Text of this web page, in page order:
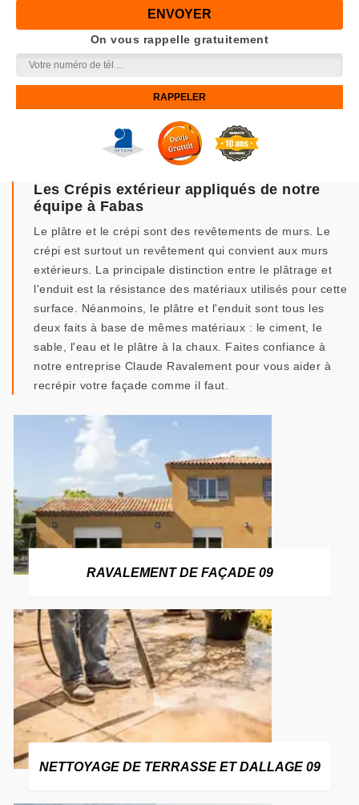
On vous rappelle gratuitement
Les Crépis extérieur appliqués de notre
équipe à Fabas
Le plâtre et le crépi sont des revêtements de murs. Le
crépi est surtout un revêtement qui convient aux murs
extérieurs. La principale distinction entre le plâtrage et
l'enduit est la résistance des matériaux utilisés pour cette
surface. Néanmoins, le plâtre et l'enduit sont tous les
deux faits à base de mêmes matériaux : le ciment, le
sable, l'eau et le plâtre à la chaux. Faites confiance à
notre entreprise Claude Ravalement pour vous aider à
recrépir votre façade comme il faut.
RAVALEMENT DE FAÇADE 09
NETTOYAGE DE TERRASSE ET DALLAGE 09